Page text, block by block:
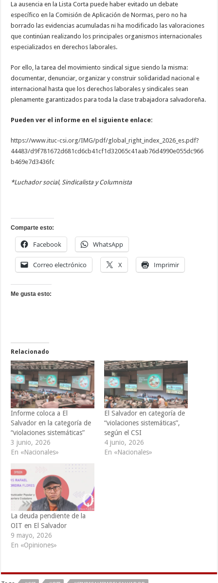
La ausencia en la Lista Corta puede haber evitado un debate
específico en la Comisión de Aplicación de Normas, pero no ha
borrado las evidencias acumuladas ni ha modificado las valoraciones
que continúan realizando los principales organismos internacionales
especializados en derechos laborales.
Por ello, la tarea del movimiento sindical sigue siendo la misma:
documentar, denunciar, organizar y construir solidaridad nacional e
internacional hasta que los derechos laborales y sindicales sean
plenamente garantizados para toda la clase trabajadora salvadoreña.
Pueden ver el informe en el siguiente enlace:
https://www.ituc-csi.org/IMG/pdf/global_right_index_2026_es.pdf?
44483/d9f781672d681cd6cb41cf1d32065c41aab76d4990e055dc966
b469e7d3436fc
*Luchador social, Sindicalista y Columnista
Comparte esto:
Facebook WhatsApp
Correo electrónico X Imprimir
Me gusta esto:
Relacionado
Informe coloca a El
Salvador en la categoría de
“violaciones sistemáticas”
3 junio, 2026
En «Nacionales»
El Salvador en categoría de
“violaciones sistemáticas”,
según el CSI
4 junio, 2026
En «Nacionales»
La deuda pendiente de la
OIT en El Salvador
9 mayo, 2026
En «Opiniones»